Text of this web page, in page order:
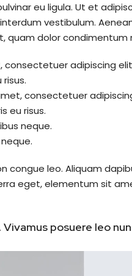
eu ligula. Ut et
vestibulum.
quam dolor condimentum
consectetuer adipiscing
consectetuer
eu risus.
neque.
congue leo. Aliquam
eget, elementum sit
posuere leo